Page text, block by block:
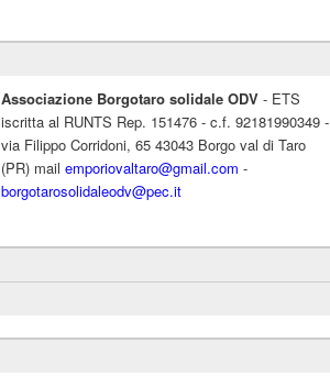
Associazione Borgotaro solidale ODV - ETS
iscritta al RUNTS Rep. 151476 - c.f. 92181990349 -
via Filippo Corridoni, 65 43043 Borgo val di Taro
(PR) mail emporiovaltaro@gmail.com -
borgotarosolidaleodv@pec.it